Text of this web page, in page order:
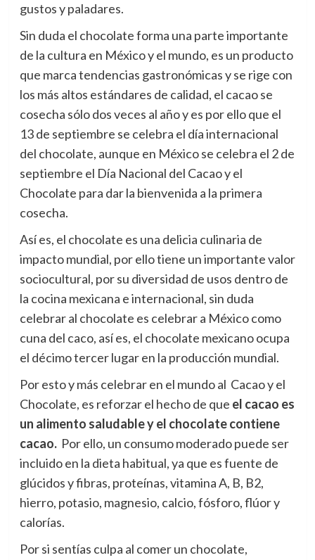
gustos y paladares.
Sin duda el chocolate forma una parte importante
de la cultura en México y el mundo, es un producto
que marca tendencias gastronómicas y se rige con
los más altos estándares de calidad, el cacao se
cosecha sólo dos veces al año y es por ello que el
13 de septiembre se celebra el día internacional
del chocolate, aunque en México se celebra el 2 de
septiembre el Día Nacional del Cacao y el
Chocolate para dar la bienvenida a la primera
cosecha.
Así es, el chocolate es una delicia culinaria de
impacto mundial, por ello tiene un importante valor
sociocultural, por su diversidad de usos dentro de
la cocina mexicana e internacional, sin duda
celebrar al chocolate es celebrar a México como
cuna del caco, así es, el chocolate mexicano ocupa
el décimo tercer lugar en la producción mundial.
Por esto y más celebrar en el mundo al Cacao y el
Chocolate, es reforzar el hecho de que el cacao es
un alimento saludable y el chocolate contiene
cacao. Por ello, un consumo moderado puede ser
incluido en la dieta habitual, ya que es fuente de
glúcidos y fibras, proteínas, vitamina A, B, B2,
hierro, potasio, magnesio, calcio, fósforo, flúor y
calorías.
Por si sentías culpa al comer un chocolate,